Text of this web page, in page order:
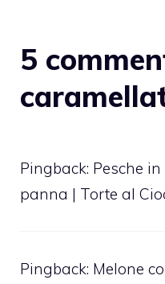
5
Pingback: Pesche
panna | Torte al
Pingback: Melone